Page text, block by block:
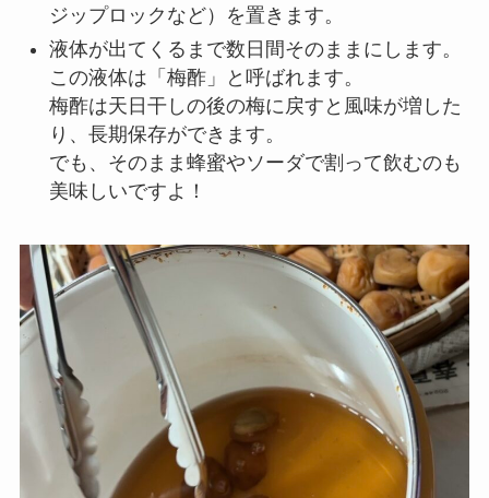
ジップロックなど）を置きます。
液体が出てくるまで数日間そのままにします。
この液体は「梅酢」と呼ばれます。
梅酢は天日干しの後の梅に戻すと風味が増した
り、長期保存ができます。
でも、そのまま蜂蜜やソーダで割って飲むのも
美味しいですよ！